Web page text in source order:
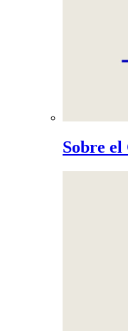
Sobre el